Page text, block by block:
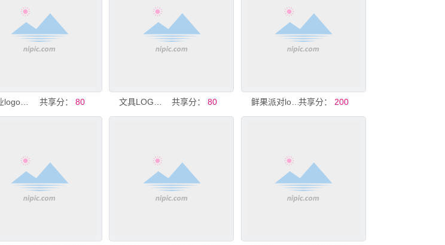
企业logo设计 共享分：80 共享分： 80 鲜果派对logo共享分： 200